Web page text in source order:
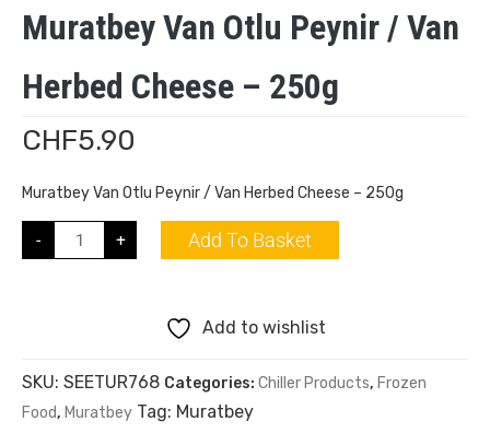
Muratbey Van Otlu Peynir / Van
Herbed Cheese – 250g
CHF5.90
Muratbey Van Otlu Peynir / Van Herbed Cheese – 250g
- + Add To Basket
Add to wishlist
SKU: SEETUR768 Categories: Chiller Products, Frozen
Food, Muratbey Tag: Muratbey